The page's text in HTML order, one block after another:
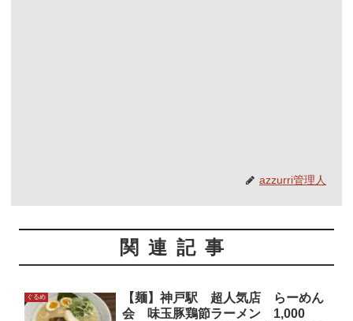
azzurri管理人
関連記事
ぐるめ
【麺】神戸駅 超人気店 らーめん
会 味玉豚鶏節ラーメン 1,000